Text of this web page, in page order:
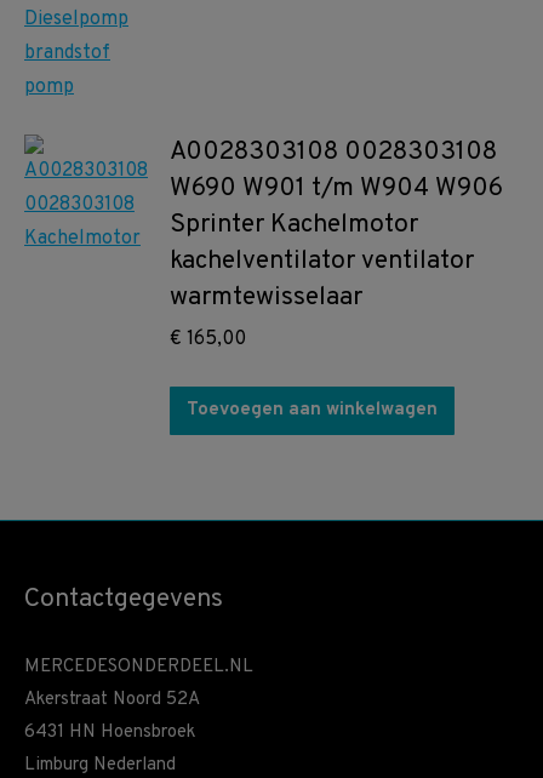
A0028303108 0028303108
W690 W901 t/m W904 W906
Sprinter Kachelmotor
kachelventilator ventilator
warmtewisselaar
€ 165,00
Toevoegen aan winkelwagen
Contactgegevens
MERCEDESONDERDEEL.NL
Akerstraat Noord 52A
6431 HN Hoensbroek
Limburg Nederland